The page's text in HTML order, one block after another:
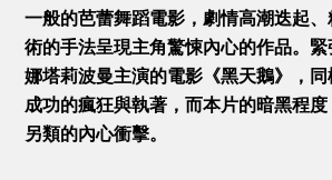
一般的芭蕾舞蹈電影，劇情高潮迭起
術的手法呈現主角驚悚內心的作品。
娜塔莉波曼主演的電影《黑天鵝》，
成功的瘋狂與執著，而本片的暗黑程
另類的內心衝擊。